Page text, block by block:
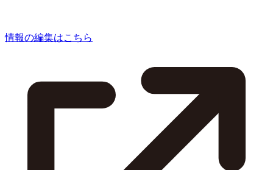
情報の編集はこちら